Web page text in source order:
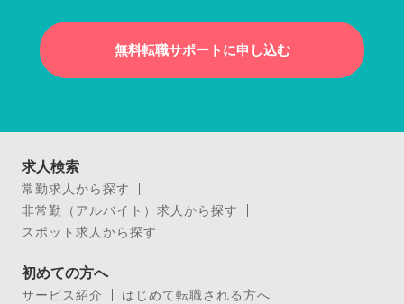
無料転職サポートに申し込む
求人検索
常勤求人から探す
非常勤（アルバイト）求人から探す
スポット求人から探す
初めての方へ
サービス紹介
はじめて転職される方へ